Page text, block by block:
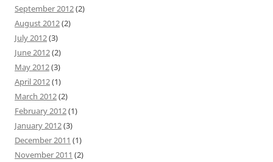
September 2012(2)
August 2012(2)
July 2012(3)
June 2012(2)
May 2012(3)
April 2012(1)
March 2012(2)
February 2012(1)
January 2012(3)
December 2011 (1)
November 2011 (2)